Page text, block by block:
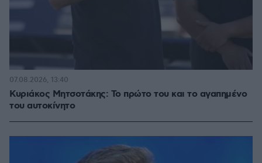
Κυριάκος Μητσοτάκης: Το πρώτο του και το αγαπημένο
του αυτοκίνητο
07.08.2026, 13:40